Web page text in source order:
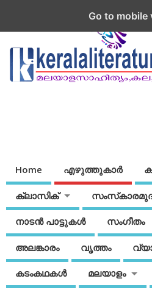
Home എഴുത്തുകാര്‍
ക്ലാസിക്
നാടന്‍ പാട്ടുകള്‍ സംഗീതം
അലങ്കാരം വൃത്തം
കടംകഥകള്‍ മലയാളം
Go to mobile